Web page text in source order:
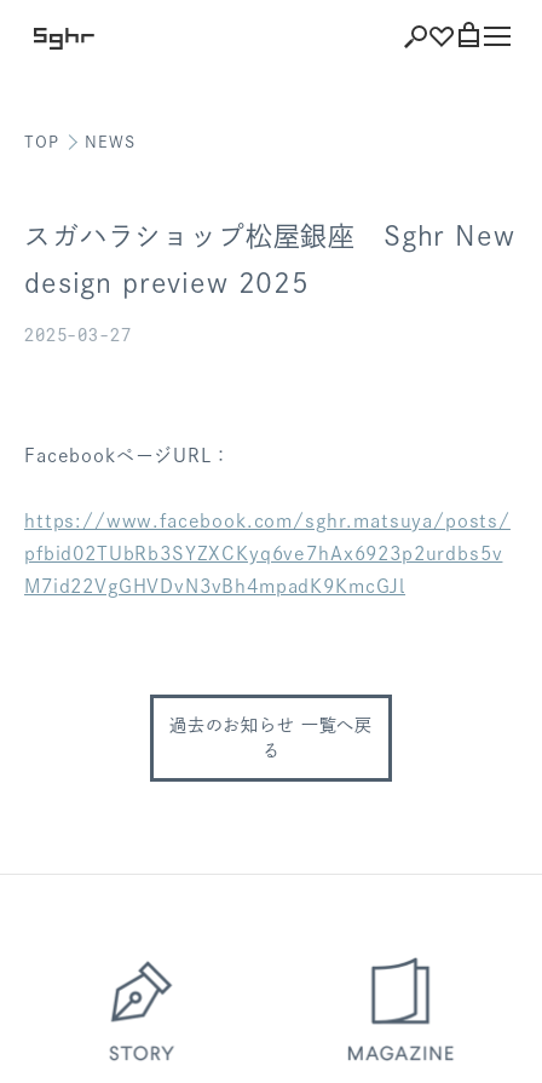
ショッピング バッグを見る
お気に入り
ログアウト
TOP NEWS
スガハラショップ松屋銀座 Sghr New
design preview 2025
2025-03-27
FacebookページURL：
https://www.facebook.com/sghr.matsuya/posts/
pfbid02TUbRb3SYZXCKyq6ve7hAx6923p2urdbs5v
M7id22VgGHVDvN3vBh4mpadK9KmcGJl
過去のお知らせ 一覧へ戻
る